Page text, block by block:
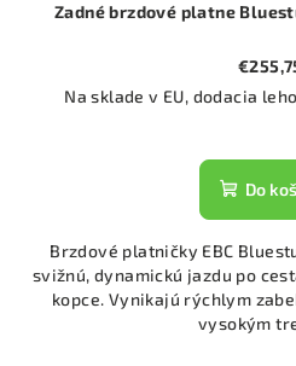
Zadné brzdové platne
Na sklade v EU, dodacia
Do
Brzdové platničky EBC
svižnú, dynamickú jazdu po
kopce. Vynikajú rýchlym
vysokým